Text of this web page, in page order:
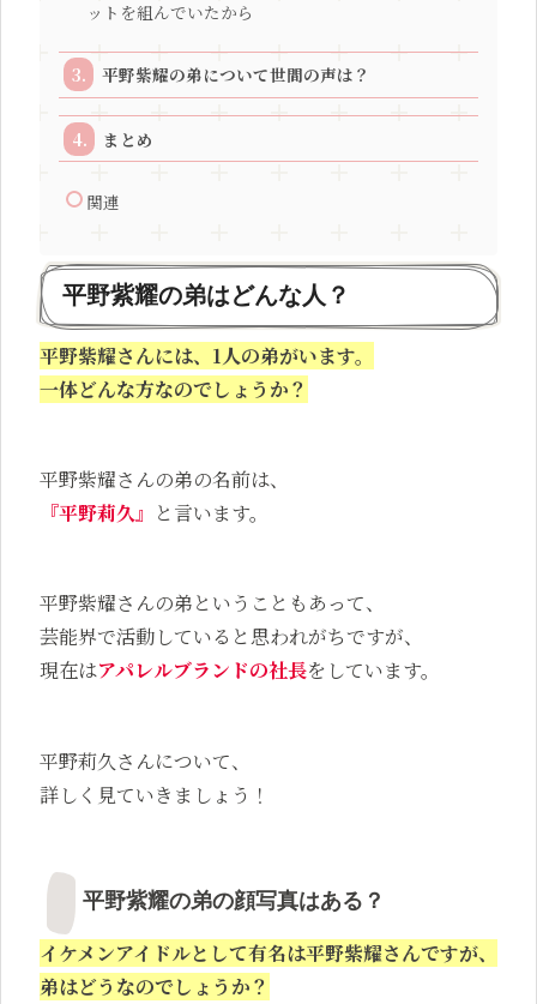
ットを組んでいたから
平野紫耀の弟について世間の声は？
まとめ
関連
平野紫耀の弟はどんな人？
平野紫耀さんには、1人の弟がいます。
一体どんな方なのでしょうか？
平野紫耀さんの弟の名前は、
『平野莉久』 と言います。
平野紫耀さんの弟ということもあって、
芸能界で活動していると思われがちですが、
現在はアパレルブランドの社長をしています。
平野莉久さんについて、
詳しく見ていきましょう！
平野紫耀の弟の顔写真はある？
イケメンアイドルとして有名は平野紫耀さんですが、
弟はどうなのでしょうか？